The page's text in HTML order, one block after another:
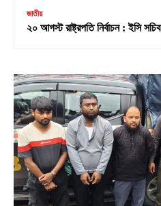
জাতীয়
২০ আগস্ট রাষ্ট্রপতি নির্বাচন : ইসি সচিব